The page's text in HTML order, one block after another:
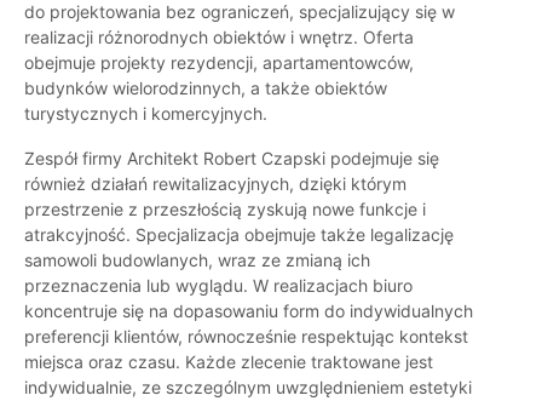
do projektowania bez ograniczeń, specjalizujący się w
realizacji różnorodnych obiektów i wnętrz. Oferta
obejmuje projekty rezydencji, apartamentowców,
budynków wielorodzinnych, a także obiektów
turystycznych i komercyjnych.
Zespół firmy Architekt Robert Czapski podejmuje się
również działań rewitalizacyjnych, dzięki którym
przestrzenie z przeszłością zyskują nowe funkcje i
atrakcyjność. Specjalizacja obejmuje także legalizację
samowoli budowlanych, wraz ze zmianą ich
przeznaczenia lub wyglądu. W realizacjach biuro
koncentruje się na dopasowaniu form do indywidualnych
preferencji klientów, równocześnie respektując kontekst
miejsca oraz czasu. Każde zlecenie traktowane jest
indywidualnie, ze szczególnym uwzględnieniem estetyki